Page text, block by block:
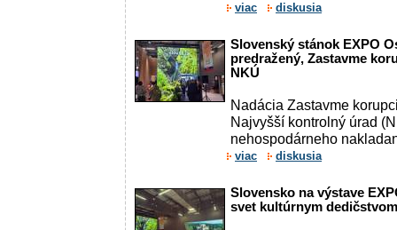
viac diskusia
Slovenský stánok EXPO
predražený, Zastavme
NKÚ
Nadácia Zastavme
Najvyšší kontrolný úrad
nehospodárneho
viac diskusia
Slovensko na výstave
svet kultúrnym